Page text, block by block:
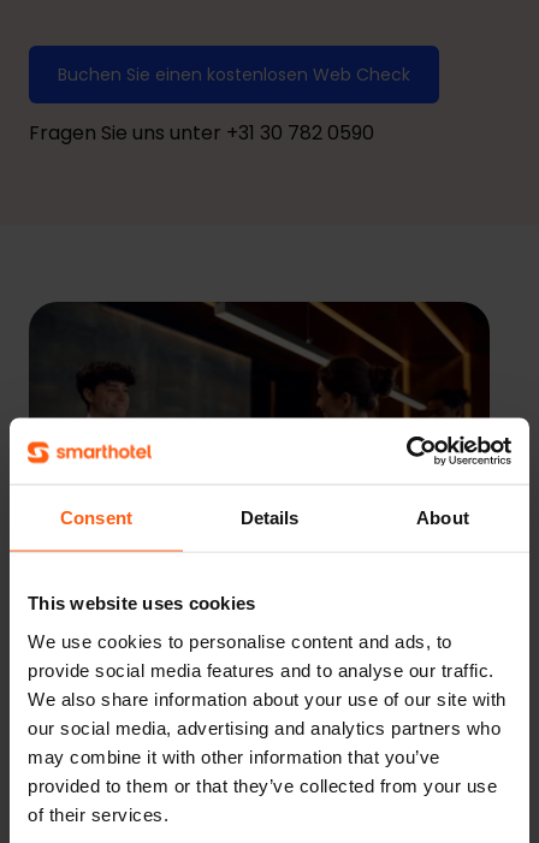
Consent Details About
This website uses cookies
We use cookies to personalise content and ads, to
provide social media features and to analyse our traffic.
We also share information about your use of our site with
our social media, advertising and analytics partners who
may combine it with other information that you’ve
provided to them or that they’ve collected from your use
of their services.
Buchen Sie einen kostenlosen Web Check
Fragen Sie uns unter +31 30 782 0590